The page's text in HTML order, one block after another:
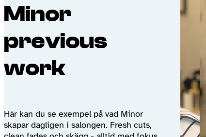
Minor
previous
work
Här kan du se exempel på vad Minor
skapar dagligen i salongen. Fresh cuts,